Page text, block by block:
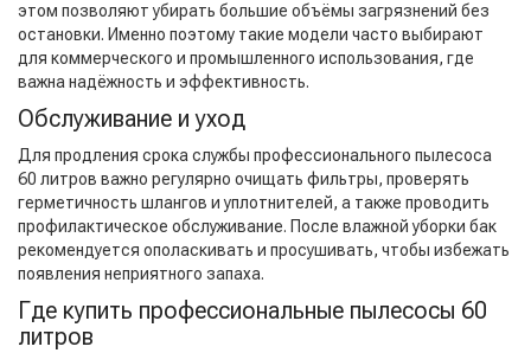
этом позволяют убирать большие объёмы загрязнений без
остановки. Именно поэтому такие модели часто выбирают
для коммерческого и промышленного использования, где
важна надёжность и эффективность.
Обслуживание и уход
Для продления срока службы профессионального пылесоса
60 литров важно регулярно очищать фильтры, проверять
герметичность шлангов и уплотнителей, а также проводить
профилактическое обслуживание. После влажной уборки бак
рекомендуется ополаскивать и просушивать, чтобы избежать
появления неприятного запаха.
Где купить профессиональные пылесосы 60
литров